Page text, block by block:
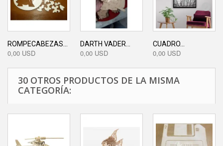
ROMPECABEZAS...
0,00 USD
DARTH VADER...
0,00 USD
CUADRO...
0,00 USD
30 OTROS PRODUCTOS DE LA MISMA
CATEGORÍA: